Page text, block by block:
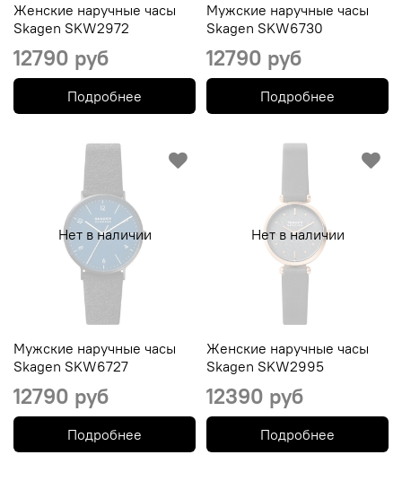
Женские наручные часы
Skagen SKW2972
12790 руб
Подробнее
Мужские наручные часы
Skagen SKW6730
12790 руб
Подробнее
Нет в наличии
Мужские наручные часы
Skagen SKW6727
12790 руб
Подробнее
Нет в наличии
Женские наручные часы
Skagen SKW2995
12390 руб
Подробнее